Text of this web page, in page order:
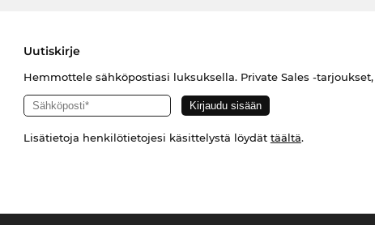
Uutiskirje
Hemmottele sähköpostiasi luksuksella. Private Sales -
Lisätietoja henkilötietojesi käsittelystä löydät täältä.